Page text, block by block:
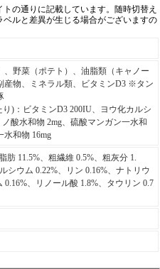
の通りに記載しています。随時切替え
ルと差異が生じる場合がございますの
、野菜（ポテト）、油脂類（キャノー
産物、ミネラル類、ビタミンD3 ※タン
)：ビタミンD3 200IU、ヨウ化カルシ
ノ酸水和物 2mg、硫酸マンガン一水和
水和物 16mg
肪 11.5%、粗繊維 0.5%、粗灰分 1.
シウム 0.22%、リン 0.16%、ナトリウ
0.16%、リノール酸 1.8%、タウリン 0.7